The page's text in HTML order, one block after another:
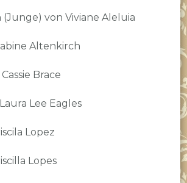
(Junge) von Viviane Aleluia
Altenkirch
Brace
Lee Eagles
Lopez
Lopes